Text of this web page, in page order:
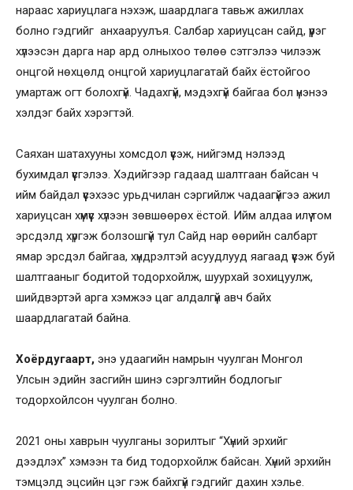
нараас хариуцлага нэхэж, шаардлага тавьж ажиллах
болно гэдгийг анхааруулъя. Салбар хариуцсан сайд, үүрэг
хүлээсэн дарга нар ард олныхоо төлөө сэтгэлээ чилээж
онцгой нөхцөлд онцгой хариуцлагатай байх ёстойгоо
умартаж огт болохгүй. Чадахгүй, мэдэхгүй байгаа бол үнэнээ
хэлдэг байх хэрэгтэй.
Саяхан шатахууны хомсдол үүсэж, нийгэмд нэлээд
бухимдал үүсгэлээ. Хэдийгээр гадаад шалтгаан байсан ч
ийм байдал үүсэхээс урьдчилан сэргийлж чадаагүйгээ ажил
хариуцсан хүмүүс хүлээн зөвшөөрөх ёстой. Ийм алдаа илүү том
эрсдэлд хүргэж болзошгүй тул Сайд нар өөрийн салбарт
ямар эрсдэл байгаа, хүндрэлтэй асуудлууд яагаад үүсэж буй
шалтгааныг бодитой тодорхойлж, шуурхай зохицуулж,
шийдвэртэй арга хэмжээ цаг алдалгүй авч байх
шаардлагатай байна.
Хоёрдугаарт, энэ удаагийн намрын чуулган Монгол
Улсын эдийн засгийн шинэ сэргэлтийн бодлогыг
тодорхойлсон чуулган болно.
2021 оны хаврын чуулганы зорилтыг “Хүний эрхийг
дээдлэх” хэмээн та бид тодорхойлж байсан. Хүний эрхийн
тэмцэлд эцсийн цэг гэж байхгүй гэдгийг дахин хэлье.